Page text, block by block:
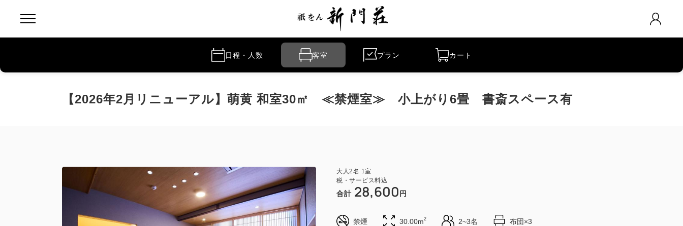
日程・人数 客室 プラン カート
【2026年2月リニューアル】萌黄 和室30㎡ ≪禁煙室≫ 小上がり6畳 書斎スペース有
大人2名 1室
税・サービス料込
合計 28,600 円
禁煙 30.00m2 2~3名 布団×3